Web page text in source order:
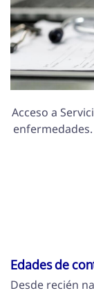
Acceso a
Edades de
Desde recién